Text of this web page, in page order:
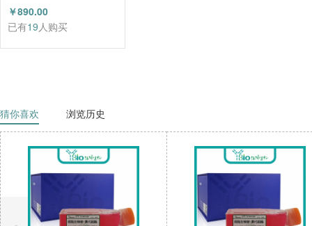
￥890.00
已有19人购买
猜你喜欢 浏览历史